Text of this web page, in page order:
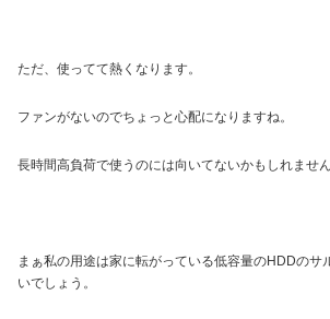
ただ、使ってて熱くなります。
ファンがないのでちょっと心配になりますね。
長時間高負荷で使うのには向いてないかもしれません
まぁ私の用途は家に転がっている低容量のHDDのサ
いでしょう。